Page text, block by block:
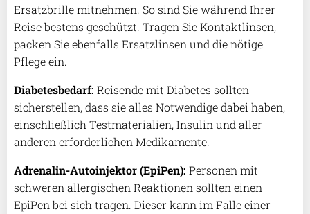
Ersatzbrille mitnehmen. So sind Sie während Ihrer
Reise bestens geschützt. Tragen Sie Kontaktlinsen,
packen Sie ebenfalls Ersatzlinsen und die nötige
Pflege ein.
Diabetesbedarf: Reisende mit Diabetes sollten
sicherstellen, dass sie alles Notwendige dabei haben,
einschließlich Testmaterialien, Insulin und aller
anderen erforderlichen Medikamente.
Adrenalin-Autoinjektor (EpiPen): Personen mit
schweren allergischen Reaktionen sollten einen
EpiPen bei sich tragen. Dieser kann im Falle einer